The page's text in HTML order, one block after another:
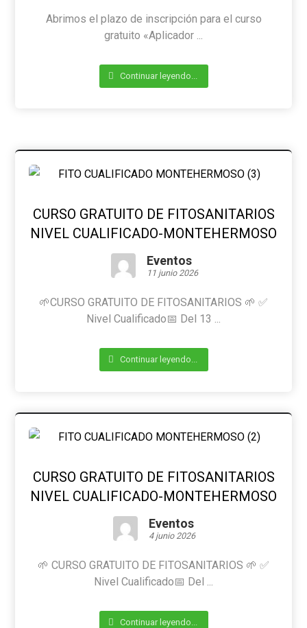
Abrimos el plazo de inscripción para el curso
gratuito «Aplicador ...
Continuar leyendo...
CURSO GRATUITO DE FITOSANITARIOS
NIVEL CUALIFICADO-MONTEHERMOSO
Eventos
11 junio 2026
🌱CURSO GRATUITO DE FITOSANITARIOS 🌱 ✅
Nivel Cualificado📅 Del 13 ...
Continuar leyendo...
CURSO GRATUITO DE FITOSANITARIOS
NIVEL CUALIFICADO-MONTEHERMOSO
Eventos
4 junio 2026
🌱 CURSO GRATUITO DE FITOSANITARIOS 🌱 ✅
Nivel Cualificado📅 Del ...
Continuar leyendo...